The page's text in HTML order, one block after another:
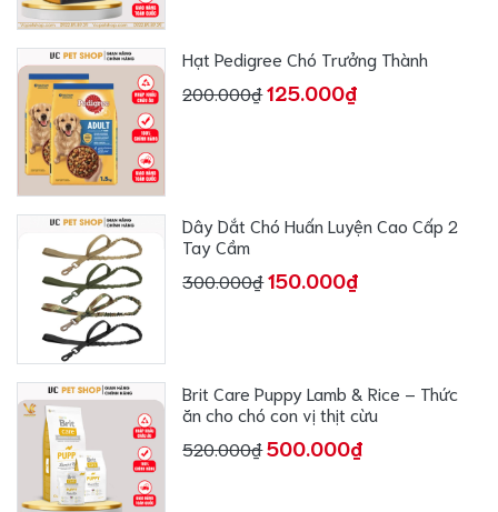
Hạt Pedigree Chó Trưởng Thành
200.000₫125.000₫
Dây Dắt Chó Huấn Luyện Cao Cấp 2
Tay Cầm
300.000₫150.000₫
Brit Care Puppy Lamb & Rice – Thức
ăn cho chó con vị thịt cừu
520.000₫500.000₫